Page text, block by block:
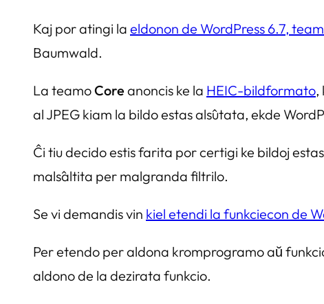
Kaj por atingi la eldonon de WordPress 6.7,
Baumwald.
La teamoCore anoncis ke la HEIC-bildformato,
al JPEG kiam la bildo estas alŝutata, ekde
Ĉi tiu decido estis farita por certigi ke bildoj
malŝaltita per malgranda filtrilo.
Se vi demandis vin kiel etendi la funkciecon de
Per etendo per aldona kromprogramo aŭ
aldono de la dezirata funkcio.